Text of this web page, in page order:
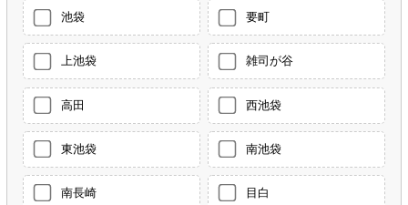
池袋 要町
上池袋 雑司が谷
高田 西池袋
東池袋 南池袋
南長崎 目白